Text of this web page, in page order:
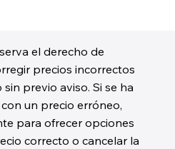
el derecho de
precios incorrectos
previo aviso. Si se ha
un precio erróneo,
para ofrecer opciones
correcto o cancelar la